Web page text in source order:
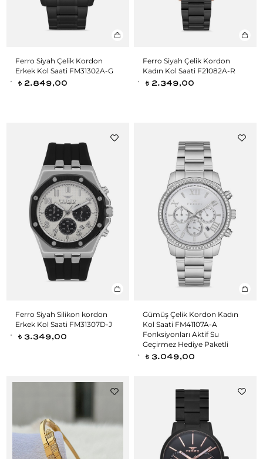
Ferro Siyah Çelik Kordon
Erkek Kol Saati FM31302A-G
t 2.849,00
Ferro Siyah Çelik Kordon
Kadın Kol Saati F21082A-R
t 2.349,00
Ferro Siyah Silikon kordon
Erkek Kol Saati FM31307D-J
t 3.349,00
Gümüş Çelik Kordon Kadın
Kol Saati FM41107A-A
Fonksiyonları Aktif Su
Geçirmez Hediye Paketli
t 3.049,00